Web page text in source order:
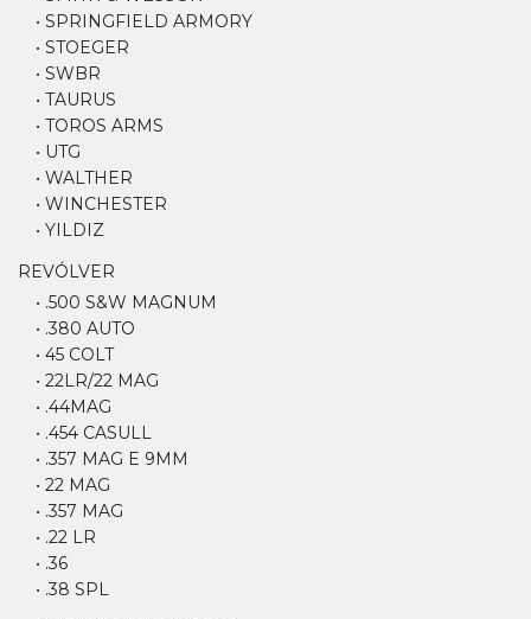
• SPRINGFIELD ARMORY
• STOEGER
• SWBR
• TAURUS
• TOROS ARMS
• UTG
• WALTHER
• WINCHESTER
• YILDIZ
REVÓLVER
• .500 S&W MAGNUM
• .380 AUTO
• 45 COLT
• 22LR/22 MAG
• .44MAG
• .454 CASULL
• .357 MAG E 9MM
• 22 MAG
• .357 MAG
• .22 LR
• .36
• .38 SPL